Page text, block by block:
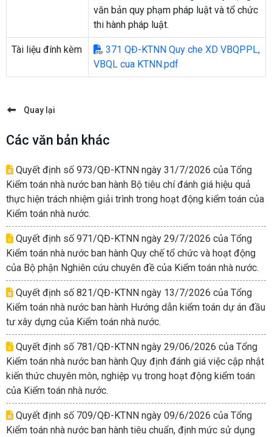
văn bản quy phạm pháp luật và tổ chức
thi hành pháp luật.
Tài liệu đính kèm
371 QĐ-KTNN Quy che XD VBQPPL,
VBQL cua KTNN.pdf
Quay lại
Các văn bản khác
Quyết định số 973/QĐ-KTNN ngày 31/7/2026 của Tổng
Kiểm toán nhà nước ban hành Bộ tiêu chí đánh giá hiệu quả
thực hiện trách nhiệm giải trình trong hoạt động kiểm toán của
Kiểm toán nhà nước.
Quyết định số 971/QĐ-KTNN ngày 29/7/2026 của Tổng
Kiểm toán nhà nước ban hành Quy chế tổ chức và hoạt động
của Bộ phận Nghiên cứu chuyên đề của Kiểm toán nhà nước.
Quyết định số 821/QĐ-KTNN ngày 13/7/2026 của Tổng
Kiểm toán nhà nước ban hành Hướng dẫn kiểm toán dự án đầu
tư xây dựng của Kiểm toán nhà nước.
Quyết định số 781/QĐ-KTNN ngày 29/06/2026 của Tổng
Kiểm toán nhà nước ban hành Quy định đánh giá việc cập nhật
kiến thức chuyên môn, nghiệp vụ trong hoạt động kiểm toán
của Kiểm toán nhà nước.
Quyết định số 709/QĐ-KTNN ngày 09/6/2026 của Tổng
Kiểm toán nhà nước ban hành tiêu chuẩn, định mức sử dụng